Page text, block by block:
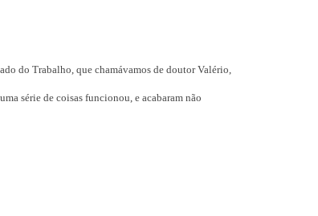
do Trabalho, que chamávamos de doutor Valério,
série de coisas funcionou, e acabaram não